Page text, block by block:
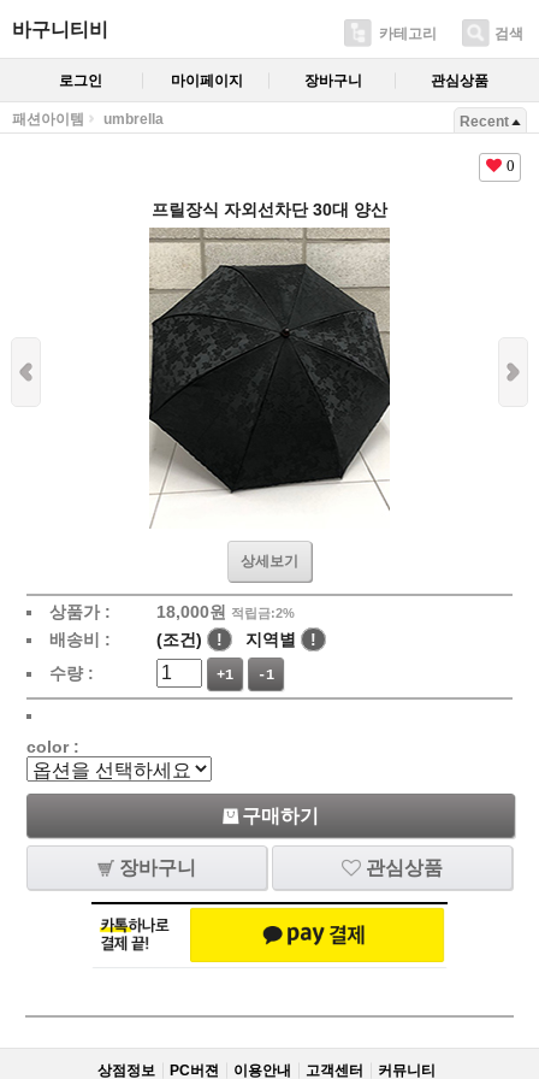
바구니티비 카테고리 검색
로그인 마이페이지 장바구니 관심상품
패션아이템 umbrella Recent
0
프릴장식 자외선차단 30대 양산
상세보기
상품가 : 18,000원 적립금:2%
배송비 : (조건) ! 지역별
!
수량 :
+1 -1
color :
구매하기
장바구니 관심상품
상점정보 PC버젼 이용안내 고객센터 커뮤니티